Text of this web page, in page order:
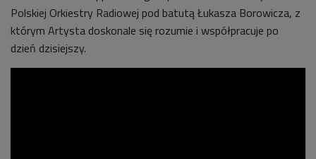
Polskiej Orkiestry Radiowej pod batutą Łukasza Borowicza, z
którym Artysta doskonale się rozumie i współpracuje po
dzień dzisiejszy.